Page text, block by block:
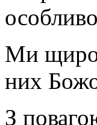
Ми щиро
них
З